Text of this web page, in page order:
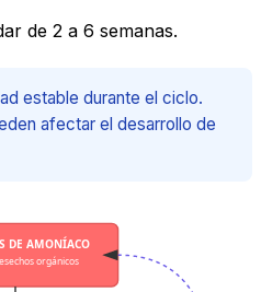
de 2 a 6 semanas.
estable durante el ciclo.
afectar el desarrollo de
DE AMONÍACO
orgánicos